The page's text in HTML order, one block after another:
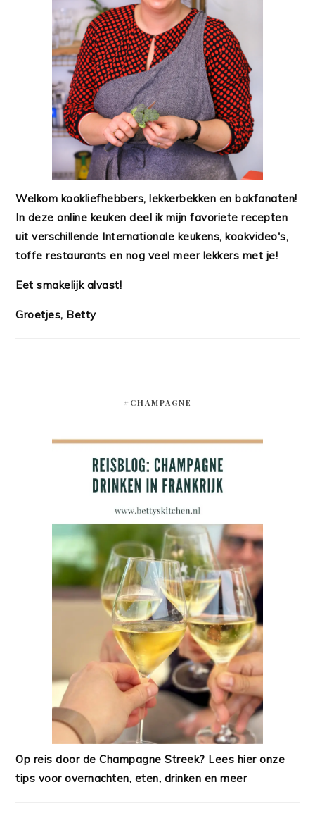
Welkom kookliefhebbers, lekkerbekken en bakfanaten!
In deze online keuken deel ik mijn favoriete recepten
uit verschillende Internationale keukens, kookvideo's,
toffe restaurants en nog veel meer lekkers met je!
Eet smakelijk alvast!
Groetjes, Betty
#CHAMPAGNE
Op reis door de Champagne Streek? Lees hier onze
tips voor overnachten, eten, drinken en meer